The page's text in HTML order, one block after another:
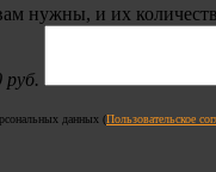
нужны, и их
данных (Пользовательское